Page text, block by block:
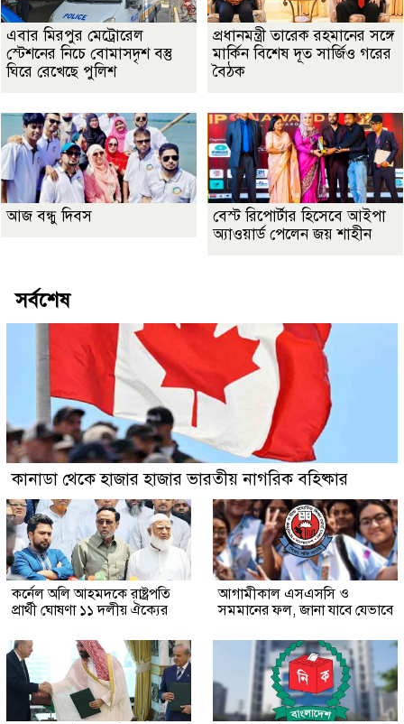
এবার মিরপুর মেট্রোরেল
স্টেশনের নিচে বোমাসদৃশ বস্তু
ঘিরে রেখেছে পুলিশ
প্রধানমন্ত্রী তারেক রহমানের সঙ্গে
মার্কিন বিশেষ দূত সার্জিও গরের
বৈঠক
আজ বন্ধু দিবস
বেস্ট রিপোর্টার হিসেবে আইপা
অ্যাওয়ার্ড পেলেন জয় শাহীন
সর্বশেষ
কানাডা থেকে হাজার হাজার ভারতীয় নাগরিক বহিষ্কার
কর্নেল অলি আহমদকে রাষ্ট্রপতি
প্রার্থী ঘোষণা ১১ দলীয় ঐক্যের
আগামীকাল এসএসসি ও
সমমানের ফল, জানা যাবে যেভাবে